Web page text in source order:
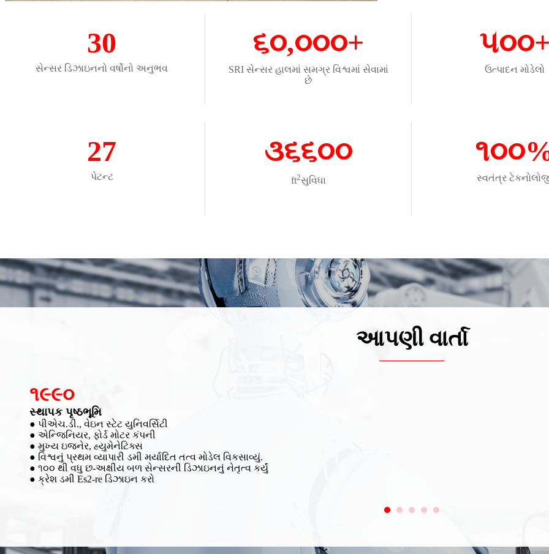
30
સેન્સર ડિઝાઇનનો વર્ષોનો અનુભવ
૬૦,૦૦૦+
SRI સેન્સર હાલમાં સમગ્ર વિશ્વમાં સેવામાં
છે
૫૦૦+
ઉત્પાદન મોડેલો
27
પેટન્ટ
૩૬૬૦૦
ft2સુવિધા સ્વતંત્ર
આપણી વાર્તા
૨૦૦૭
સ્થાપક SRI
● સંશોધન અને વિકાસ
● હ્યુમેનેટિક્સ સાથે સહયોગ કરો. SRI દ્વારા ઉત્પાદિત કોલિઝન ડમીના મલ્ટી-એક્સિસ ફોર્સ સેન્સર વિશ્વભરમાં વેચાય છે.
● GM, SAIC અને ફોક્સવેગન જેવા ઓટો સાહસો સાથે બ્રાન્ડ SRI સાથે સહયોગ કર્યો.